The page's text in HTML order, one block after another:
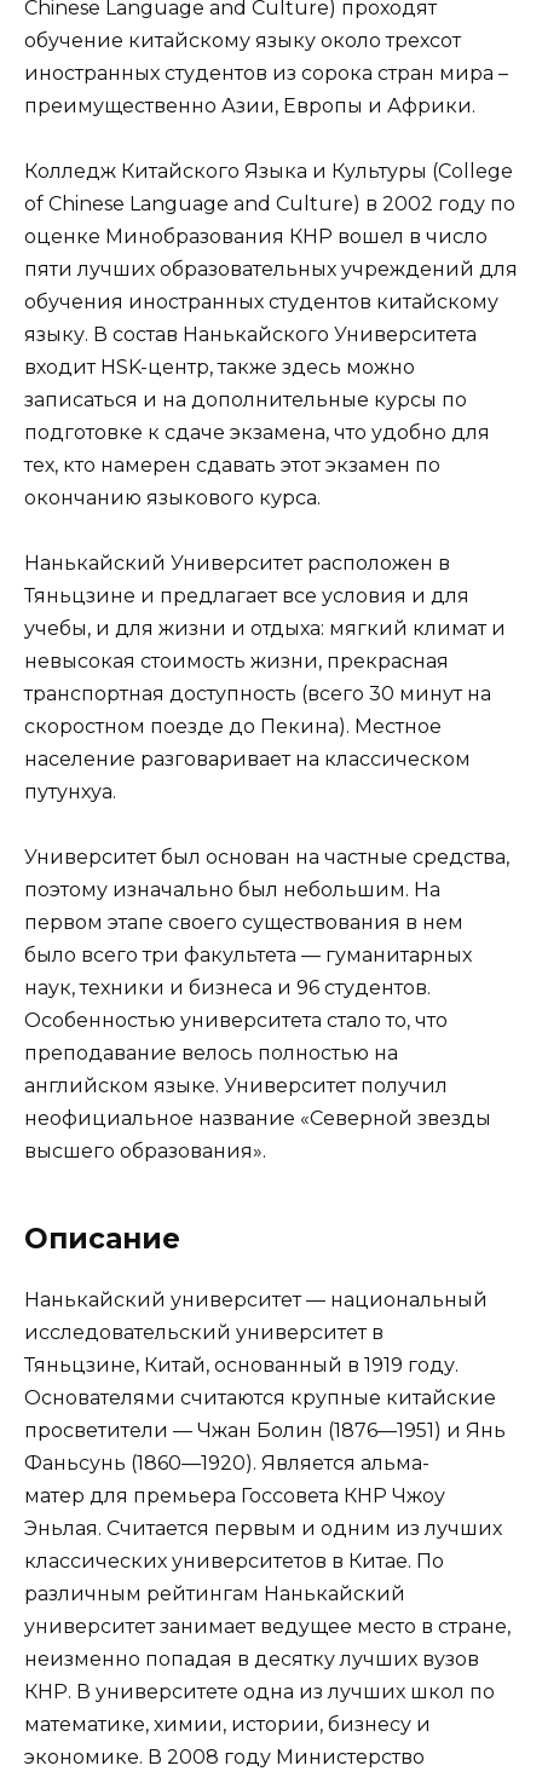
Chinese Language and Culture) проходят
обучение китайскому языку около трехсот
иностранных студентов из сорока стран мира –
преимущественно Азии, Европы и Африки.
Колледж Китайского Языка и Культуры (College
of Chinese Language and Culture) в 2002 году по
оценке Минобразования КНР вошел в число
пяти лучших образовательных учреждений для
обучения иностранных студентов китайскому
языку. В состав Нанькайского Университета
входит HSK-центр, также здесь можно
записаться и на дополнительные курсы по
подготовке к сдаче экзамена, что удобно для
тех, кто намерен сдавать этот экзамен по
окончанию языкового курса.
Нанькайский Университет расположен в
Тяньцзине и предлагает все условия и для
учебы, и для жизни и отдыха: мягкий климат и
невысокая стоимость жизни, прекрасная
транспортная доступность (всего 30 минут на
скоростном поезде до Пекина). Местное
население разговаривает на классическом
путунхуа.
Университет был основан на частные средства,
поэтому изначально был небольшим. На
первом этапе своего существования в нем
было всего три факультета — гуманитарных
наук, техники и бизнеса и 96 студентов.
Особенностью университета стало то, что
преподавание велось полностью на
английском языке. Университет получил
неофициальное название «Северной звезды
высшего образования».
Описание
Нанькайский университет — национальный
исследовательский университет в
Тяньцзине, Китай, основанный в 1919 году.
Основателями считаются крупные китайские
просветители — Чжан Болин (1876—1951) и Янь
Фаньсунь (1860—1920). Является альма-
матер для премьера Госсовета КНР Чжоу
Эньлая. Считается первым и одним из лучших
классических университетов в Китае. По
различным рейтингам Нанькайский
университет занимает ведущее место в стране,
неизменно попадая в десятку лучших вузов
КНР. В университете одна из лучших школ по
математике, химии, истории, бизнесу и
экономике. В 2008 году Министерство